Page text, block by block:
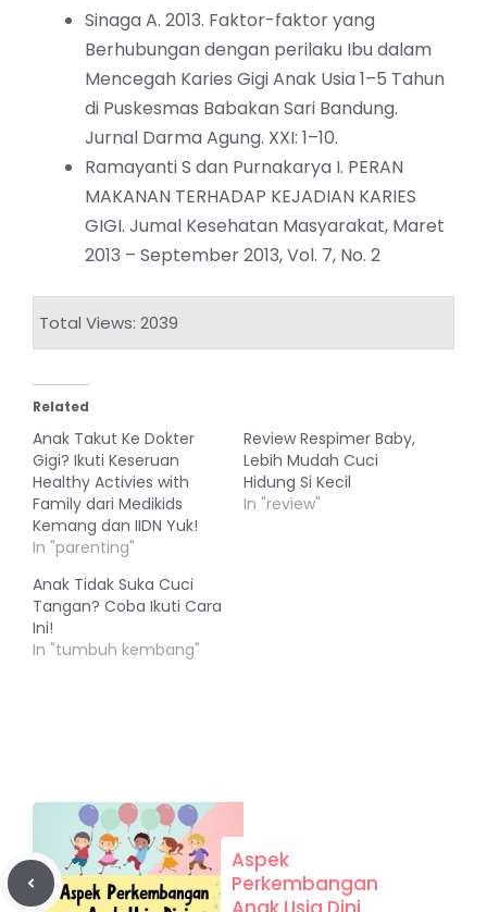
Sinaga A. 2013. Faktor-faktor yang
Berhubungan dengan perilaku Ibu dalam
Mencegah Karies Gigi Anak Usia 1–5 Tahun
di Puskesmas Babakan Sari Bandung.
Jurnal Darma Agung. XXI: 1–10.
Ramayanti S dan Purnakarya I. PERAN
MAKANAN TERHADAP KEJADIAN KARIES
GIGI. Jumal Kesehatan Masyarakat, Maret
2013 – September 2013, Vol. 7, No. 2
Total Views: 2039
Related
Anak Takut Ke Dokter
Gigi? Ikuti Keseruan
Healthy Activies with
Family dari Medikids
Kemang dan IIDN Yuk!
In "parenting"
Review Respimer Baby,
Lebih Mudah Cuci
Hidung Si Kecil
In "review"
Anak Tidak Suka Cuci
Tangan? Coba Ikuti Cara
Ini!
In "tumbuh kembang"
Aspek
Perkembangan